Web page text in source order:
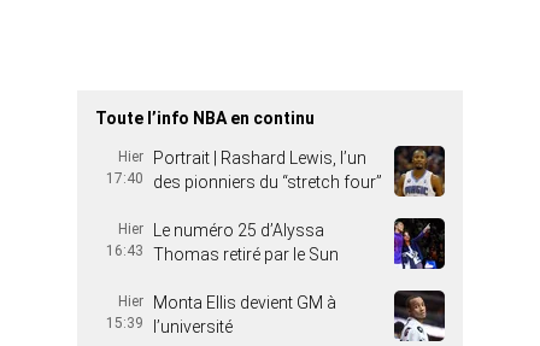
Toute l’info NBA en continu
Hier
17:40
Portrait | Rashard Lewis, l’un
des pionniers du “stretch four”
Hier
16:43
Le numéro 25 d’Alyssa
Thomas retiré par le Sun
Hier
15:39
Monta Ellis devient GM à
l’université